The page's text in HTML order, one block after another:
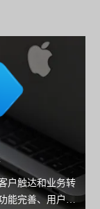
户触达和业务转
能完善、用户体